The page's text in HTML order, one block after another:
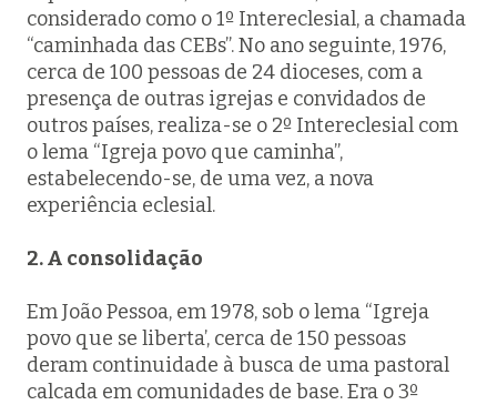
considerado como o 1º Intereclesial, a chamada
“caminhada das CEBs”. No ano seguinte, 1976,
cerca de 100 pessoas de 24 dioceses, com a
presença de outras igrejas e convidados de
outros países, realiza-se o 2º Intereclesial com
o lema “Igreja povo que caminha”,
estabelecendo-se, de uma vez, a nova
experiência eclesial.
2. A consolidação
Em João Pessoa, em 1978, sob o lema “Igreja
povo que se liberta’, cerca de 150 pessoas
deram continuidade à busca de uma pastoral
calcada em comunidades de base. Era o 3º